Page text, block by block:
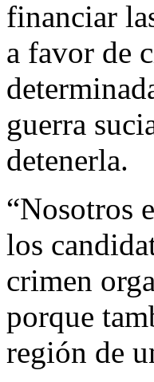
financiar
a favor de
guerra
detenerla.
“Nosotros
los
crimen
porque
región de